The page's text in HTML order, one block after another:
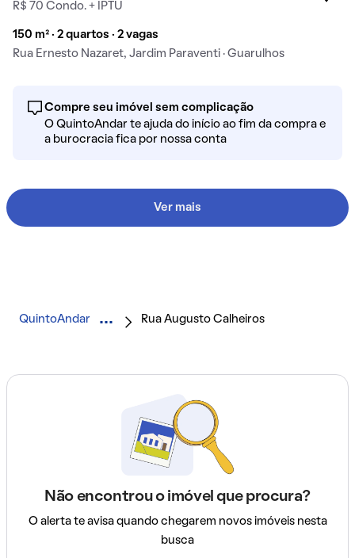
R$ 70 Condo. + IPTU
150 m² · 2 quartos · 2 vagas
Rua Ernesto Nazaret, Jardim Paraventi · Guarulhos
Compre seu imóvel sem complicação
O QuintoAndar te ajuda do início ao fim da compra e
a burocracia fica por nossa conta
Ver mais
QuintoAndar Rua Augusto Calheiros
Não encontrou o imóvel que procura?
O alerta te avisa quando chegarem novos imóveis nesta
busca